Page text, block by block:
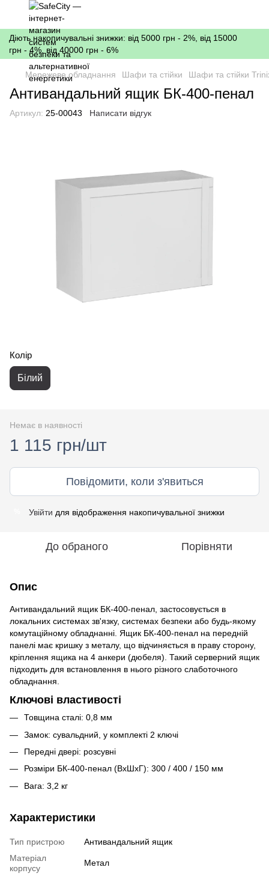
Діють накопичувальні знижки: від 5000 грн - 2%, від 15000
грн - 4%, від 40000 грн - 6%
Мережеве обладнання Шафи та стійки Шафи та стійки
Антивандальний ящик БК-400-пенал
Артикул: 25-00043 Написати відгук
Колір
Білий
Немає в наявності
1 115 грн/шт
Повідомити, коли з'явиться
Увійти для відображення накопичувальної знижки
До обраного Порівняти
Опис
Антивандальний ящик БК-400-пенал, застосовується в
локальних системах зв'язку, системах безпеки або будь-якому
комутаційному обладнанні. Ящик БК-400-пенал на передній
панелі має кришку з металу, що відчиняється в праву сторону,
кріплення ящика на 4 анкери (дюбеля). Такий серверний ящик
підходить для встановлення в нього різного слаботочного
обладнання.
Ключові властивості
Товщина сталі: 0,8 мм
Замок: сувальдний, у комплекті 2 ключі
Передні двері: розсувні
Розміри БК-400-пенал (ВхШхГ): 300 / 400 / 150 мм
Вага: 3,2 кг
Характеристики
Тип пристрою
Антивандальний ящик
Матеріал
корпусу
Метал